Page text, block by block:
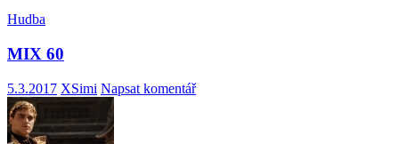
Hudba
MIX 60
5.3.2017 XSimi Napsat komentář